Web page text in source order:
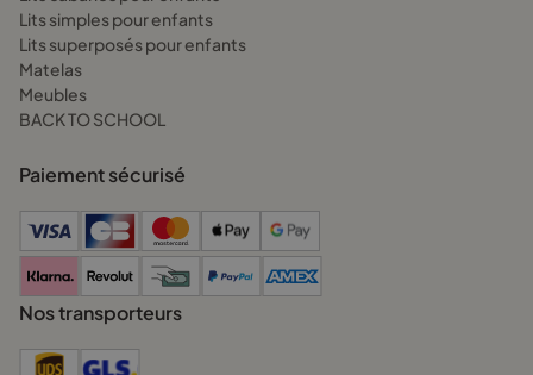
Lits simples pour enfants
Lits superposés pour enfants
Matelas
Meubles
BACK TO SCHOOL
Paiement sécurisé
Nos transporteurs